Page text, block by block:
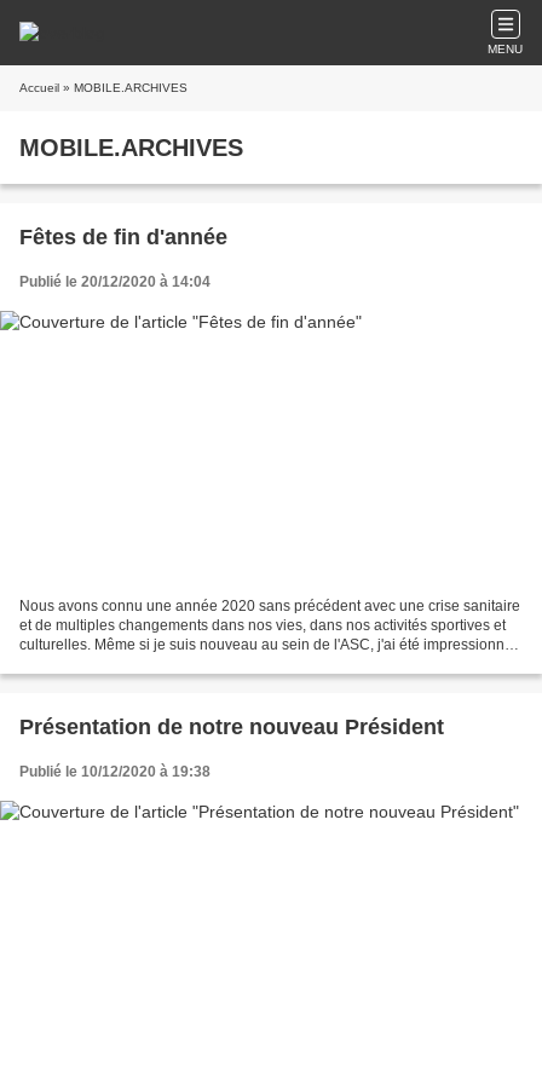
MENU
Accueil » MOBILE.ARCHIVES
MOBILE.ARCHIVES
Fêtes de fin d'année
Publié le 20/12/2020 à 14:04
Nous avons connu une année 2020 sans précédent avec une crise sanitaire
et de multiples changements dans nos vies, dans nos activités sportives et
culturelles. Même si je suis nouveau au sein de l'ASC, j'ai été impressionné
Présentation de notre nouveau Président
Publié le 10/12/2020 à 19:38